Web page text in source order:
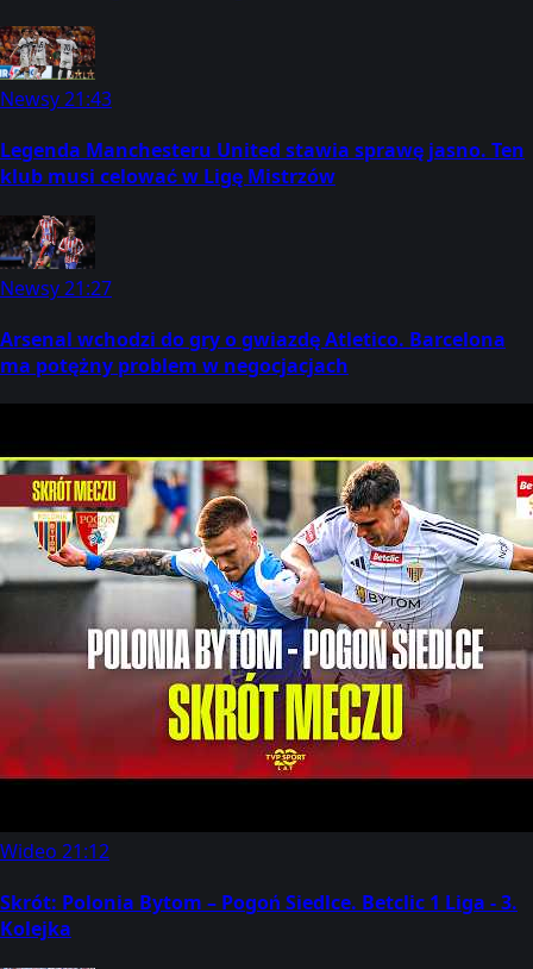
Newsy21:43
Legenda Manchesteru United stawia sprawę jasno. Ten
klub musi celować w Ligę Mistrzów
Newsy21:27
Arsenal wchodzi do gry o gwiazdę Atletico. Barcelona
ma potężny problem w negocjacjach
Wideo 21:12
Skrót: Polonia Bytom – Pogoń Siedlce. Betclic 1 Liga - 3.
Kolejka